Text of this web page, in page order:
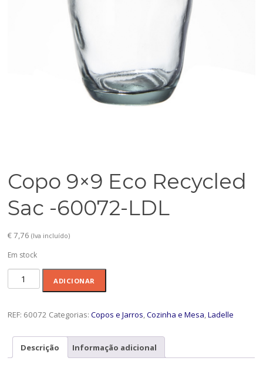
Copo 9×9 Eco Recycled
Sac -60072-LDL
€7,76 (Iva incluído)
Em stock
Quantidade
de
9x9
Recycled
ADICIONAR
REF: 60072 Categorias:Copos e Jarros,Cozinha e Mesa,Ladelle
Descrição Informação adicional